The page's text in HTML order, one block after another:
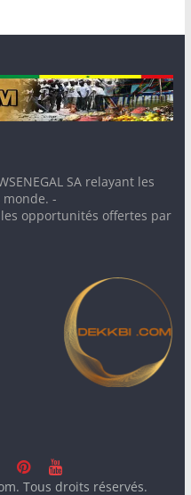
SA relayant les
-
les opportunités offertes par
. Tous droits réservés.